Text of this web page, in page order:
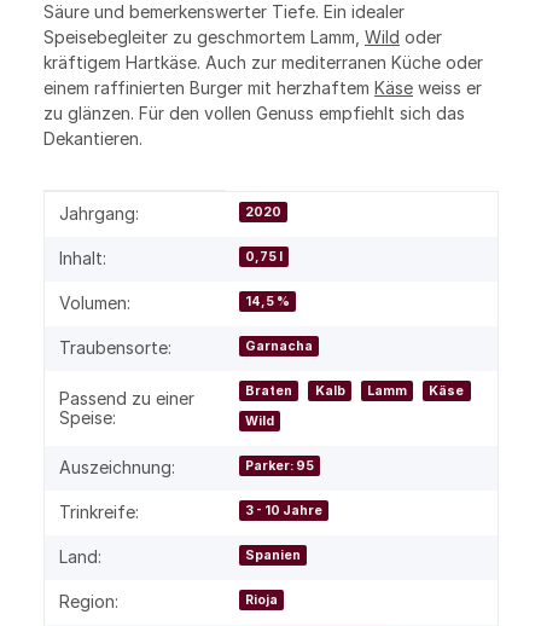
Säure und bemerkenswerter Tiefe. Ein idealer
Speisebegleiter zu geschmortem Lamm, Wild oder
kräftigem Hartkäse. Auch zur mediterranen Küche oder
einem raffinierten Burger mit herzhaftem Käse weiss er
zu glänzen. Für den vollen Genuss empfiehlt sich das
Dekantieren.
Produkteigenschaft
Wert
Jahrgang: 2020
Inhalt: 0,75 l
Volumen: 14,5 %
Traubensorte: Garnacha
Passend zu einer
Speise:
Braten Kalb Lamm
Käse
Wild
Auszeichnung: Parker: 95
Trinkreife: 3 - 10 Jahre
Land: Spanien
Region: Rioja